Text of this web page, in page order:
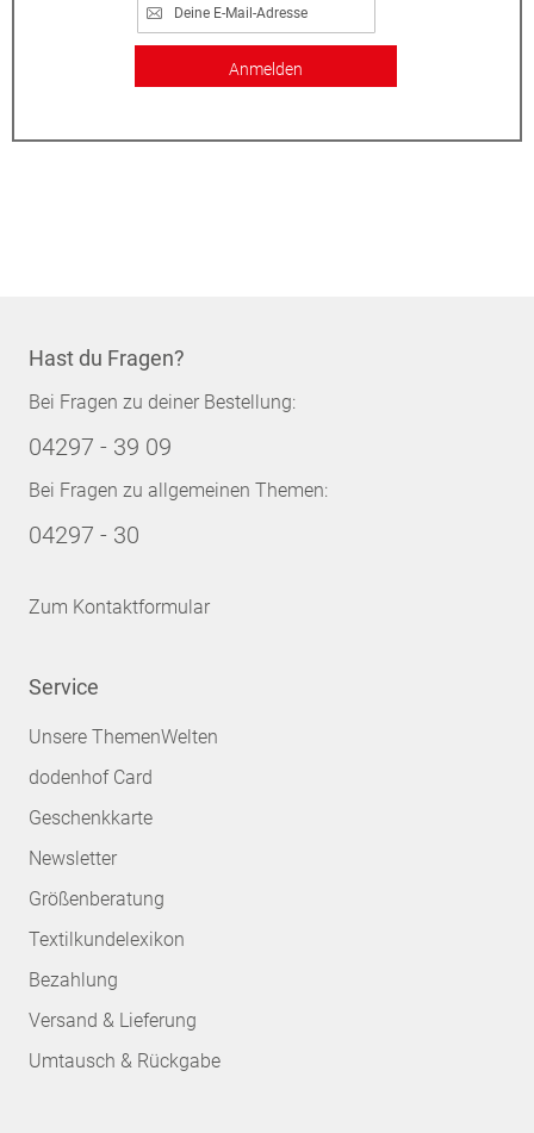
Anmelden
Hast du Fragen?
Bei Fragen zu deiner Bestellung:
04297 - 39 09
Bei Fragen zu allgemeinen Themen:
04297 - 30
Zum Kontaktformular
Service
Unsere ThemenWelten
dodenhof Card
Geschenkkarte
Newsletter
Größenberatung
Textilkundelexikon
Bezahlung
Versand & Lieferung
Umtausch & Rückgabe